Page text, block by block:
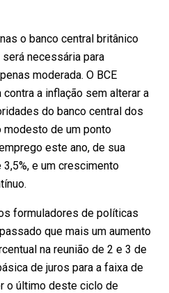
o banco central britânico
necessária para
moderada. O BCE
a inflação sem alterar a
do banco central dos
modesto de um ponto
este ano, de sua
e um crescimento
formuladores de políticas
que mais um aumento
na reunião de 2 e 3 de
de juros para a faixa de
o último deste ciclo de